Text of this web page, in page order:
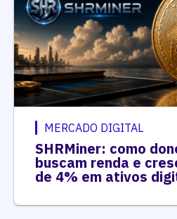
MERCADO DIGITAL
SHRMiner: como
buscam renda e
de 4% em ativos